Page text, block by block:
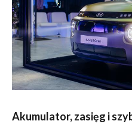
Akumulator, zasięg i